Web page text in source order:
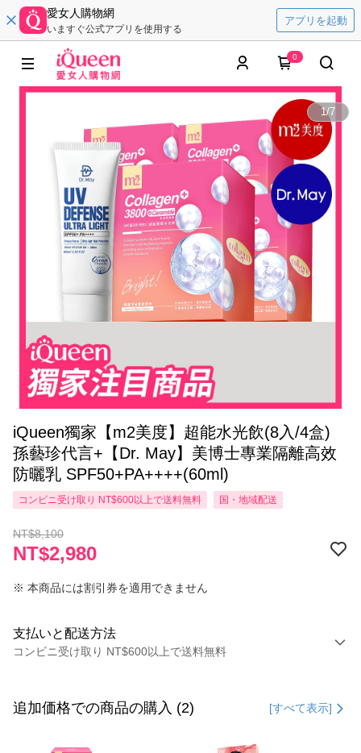
愛女人購物網
いますぐ公式アプリを使用する
アプリを起動
0
1/7
iQueen獨家【m2美度】超能水光飲(8入/4盒)
孫藝珍代言+【Dr. May】美博士專業隔離高效
防曬乳 SPF50+PA++++(60ml)
コンビニ受け取り NT$600以上で送料無料 国・地域配送
NT$8,100
NT$2,980
※ 本商品には割引券を適用できません
支払いと配送方法
コンビニ受け取り NT$600以上で送料無料
クレジットカード1回払い
追加価格での商品の購入 (2) [すべて表示]